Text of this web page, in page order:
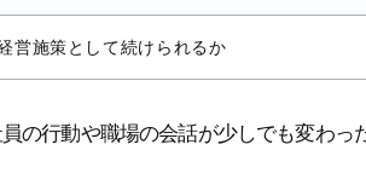
営施策として続けられるか
の行動や職場の会話が少しでも変わっ